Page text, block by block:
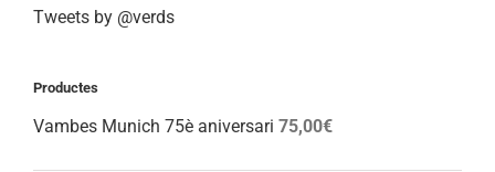
Tweets by @verds
Productes
Vambes Munich 75è aniversari 75,00€